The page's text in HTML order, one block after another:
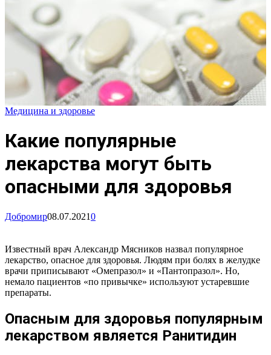
Медицина и здоровье
Какие популярные
лекарства могут быть
опасными для здоровья
Добромир08.07.20210
Известный врач Александр Мясников назвал популярное
лекарство, опасное для здоровья. Людям при болях в желудке
врачи приписывают «Омепразол» и «Пантопразол». Но,
немало пациентов «по привычке» используют устаревшие
препараты.
Опасным для здоровья популярным
лекарством является Ранитидин